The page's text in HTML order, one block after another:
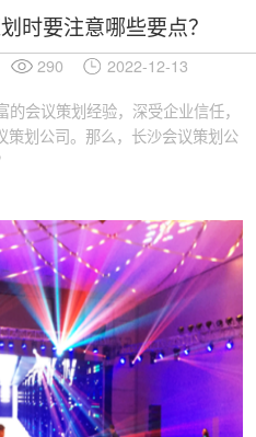
时要注意哪些要点？
290 2022-12-13
会议策划经验，深受企业信任，
划公司。那么，长沙会议策划公